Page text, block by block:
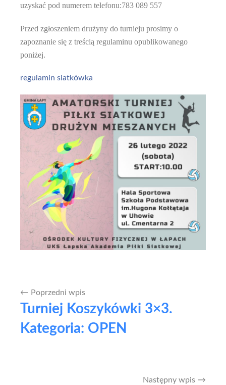
uzyskać pod numerem telefonu:783 089 557
Przed zgłoszeniem drużyny do turnieju prosimy o
zapoznanie się z treścią regulaminu opublikowanego
poniżej.
regulamin siatkówka
Nawigacja
wpisu
Poprzedni wpis
Turniej Koszykówki 3×3.
Kategoria: OPEN
Następny wpis